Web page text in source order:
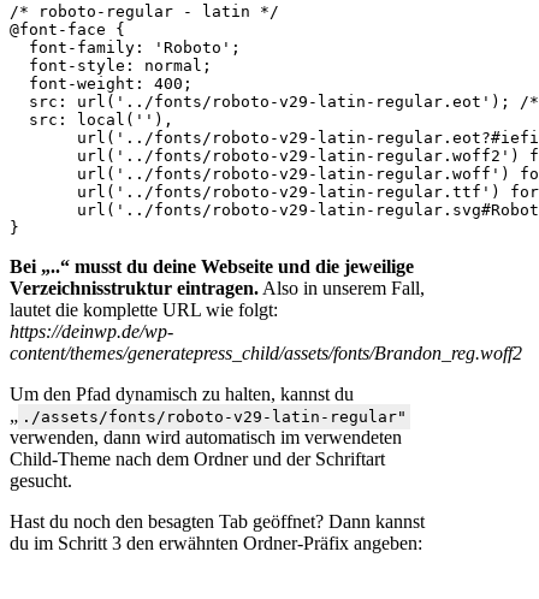
/* roboto-regular - latin */
@font-face {
  font-family: 'Roboto';
  font-style: normal;
  font-weight: 400;
src: url('../fonts/roboto-v29-latin-regular.eot'); /
  src: local(''),
url('../fonts/roboto-v29-latin-
url('../fonts/roboto-v29-latin-regular.woff2')
url('../fonts/roboto-v29-latin-regular.woff')
url('../fonts/roboto-v29-latin-regular.ttf')
url('../fonts/roboto-v29-latin-
Bei „..“ musst du deine Webseite und die jeweilige
Verzeichnisstruktur eintragen. Also in unserem Fall,
lautet die komplette URL wie folgt:
https://deinwp.de/wp-
content/themes/generatepress_child/assets/fonts/Brandon_reg.woff2
Um den Pfad dynamisch zu halten, kannst du
„ ./assets/fonts/roboto-v29-latin-regular"
verwenden, dann wird automatisch im verwendeten
Child-Theme nach dem Ordner und der Schriftart
gesucht.
Hast du noch den besagten Tab geöffnet? Dann kannst
du im Schritt 3 den erwähnten Ordner-Präfix angeben: